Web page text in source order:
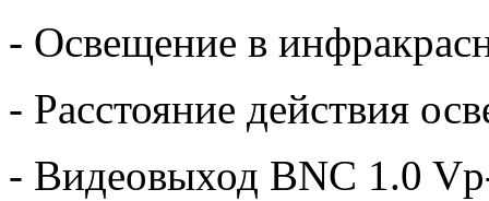
- Освещение в
- Расстояние действия
- Видеовыход BNC 1.0